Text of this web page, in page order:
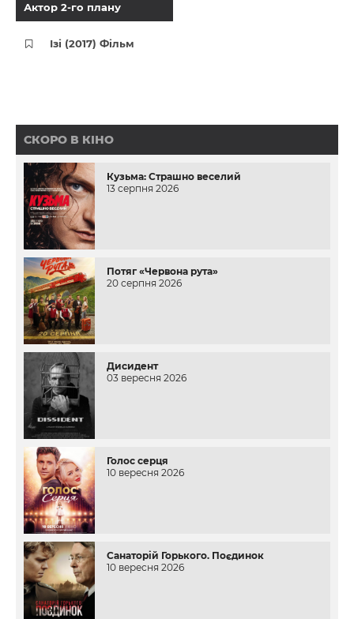
Актор 2-го плану
Ізі (2017) Фільм
СКОРО В КІНО
Кузьма: Страшно веселий
13 серпня 2026
Потяг «Червона рута»
20 серпня 2026
Дисидент
03 вересня 2026
Голос серця
10 вересня 2026
Санаторій Горького. Поєдинок
10 вересня 2026